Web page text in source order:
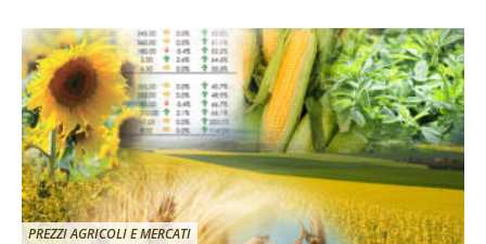
PREZZI AGRICOLI E MERCATI